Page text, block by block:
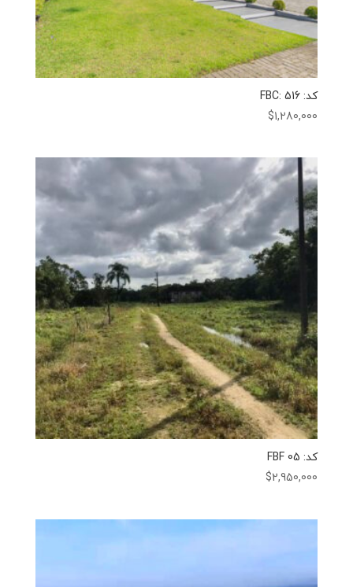
کد: FBC: 516
$1,280,000
کد: FBF 05
$2,950,000